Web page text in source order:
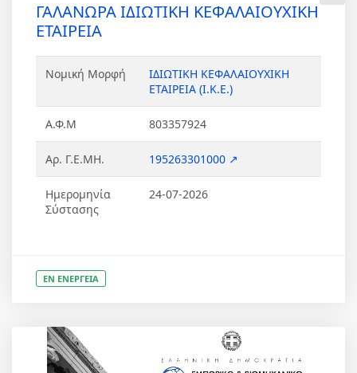
ΓΑΛΑΝΩΡΑ ΙΔΙΩΤΙΚΗ ΚΕΦΑΛΑΙΟΥΧΙΚΗ
ΕΤΑΙΡΕΙΑ
Νομική Μορφή
ΙΔΙΩΤΙΚΗ ΚΕΦΑΛΑΙΟΥΧΙΚΗ
ΕΤΑΙΡΕΙΑ (Ι.Κ.Ε.)
Α.Φ.Μ 803357924
Αρ. Γ.Ε.ΜΗ. 195263301000 ↗
Ημερομηνία
Σύστασης
24-07-2026
ΕΝ ΕΝΕΡΓΕΙΑ